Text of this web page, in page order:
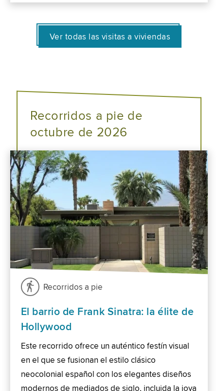
Ver todas las visitas a viviendas
Recorridos a pie de
octubre de 2026
Recorridos a pie
El barrio de Frank Sinatra: la élite de
Hollywood
Este recorrido ofrece un auténtico festín visual
en el que se fusionan el estilo clásico
neocolonial español con los elegantes diseños
modernos de mediados de siglo, incluida la joya